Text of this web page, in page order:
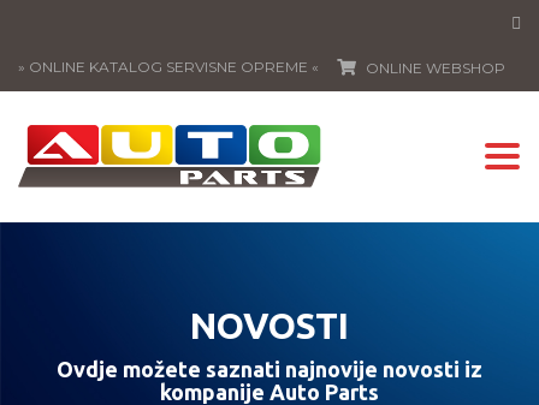
ONLINE WEBSHOP
» ONLINE KATALOG SERVISNE OPREME «
NOVOSTI
Ovdje možete saznati najnovije novosti iz
kompanije Auto Parts